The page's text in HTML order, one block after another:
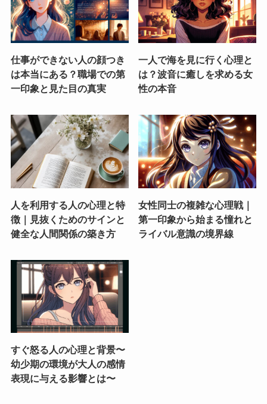
仕事ができない人の顔つき
は本当にある？職場での第
一印象と見た目の真実
一人で海を見に行く心理と
は？波音に癒しを求める女
性の本音
人を利用する人の心理と特
徴｜見抜くためのサインと
健全な人間関係の築き方
女性同士の複雑な心理戦｜
第一印象から始まる憧れと
ライバル意識の境界線
すぐ怒る人の心理と背景〜
幼少期の環境が大人の感情
表現に与える影響とは〜